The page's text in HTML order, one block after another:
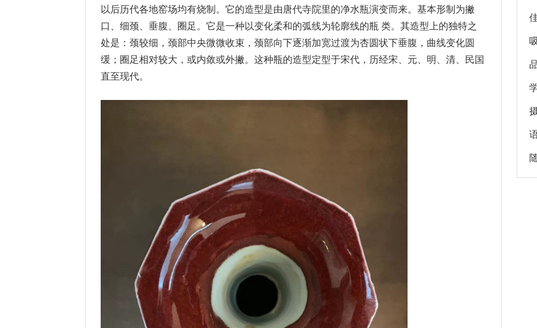
以后历代各地窑场均有烧制。它的造型是由唐代寺院里的净水瓶演变而来。基本形制为撇
口、细颈、垂腹、圈足。它是一种以变化柔和的弧线为轮廓线的瓶 类。其造型上的独特之
处是：颈较细，颈部中央微微收束，颈部向下逐渐加宽过渡为杏圆状下垂腹，曲线变化圆
缓；圈足相对较大，或内敛或外撇。这种瓶的造型定型于宋代，历经宋、元、明、清、民国
直至现代。